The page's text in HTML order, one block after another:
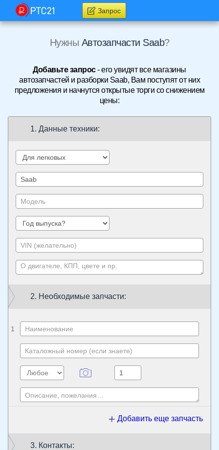
Запрос
Нужны Автозапчасти Saab?
Добавьте запрос- его увидят все магазины
автозапчастей и разборки Saab, Вам поступят от них
предложения и начнутся открытые торги со снижением
цены:
1. Данные техники:
2. Необходимые запчасти:
1
Добавить еще запчасть
3. Контакты: